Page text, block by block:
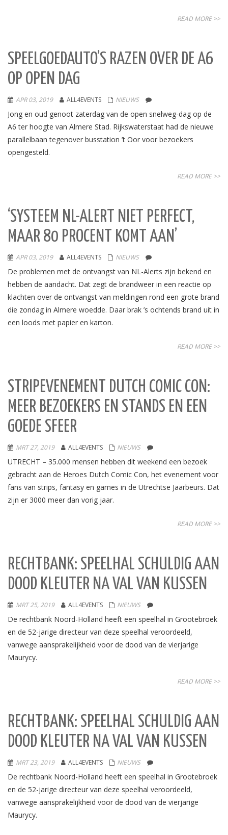
READ MORE >>
SPEELGOEDAUTO’S RAZEN OVER DE A6
OP OPEN DAG
APR 03, 2019 ALL4EVENTS NIEUWS
Jong en oud genoot zaterdag van de open snelweg-dag op de
A6 ter hoogte van Almere Stad. Rijkswaterstaat had de nieuwe
parallelbaan tegenover busstation ’t Oor voor bezoekers
opengesteld.
READ MORE >>
‘SYSTEEM NL-ALERT NIET PERFECT,
MAAR 80 PROCENT KOMT AAN’
APR 03, 2019 ALL4EVENTS NIEUWS
De problemen met de ontvangst van NL-Alerts zijn bekend en
hebben de aandacht. Dat zegt de brandweer in een reactie op
klachten over de ontvangst van meldingen rond een grote brand
die zondag in Almere woedde. Daar brak ’s ochtends brand uit in
een loods met papier en karton.
READ MORE >>
STRIPEVENEMENT DUTCH COMIC CON:
MEER BEZOEKERS EN STANDS EN EEN
GOEDE SFEER
MRT 27, 2019 ALL4EVENTS NIEUWS
UTRECHT – 35.000 mensen hebben dit weekend een bezoek
gebracht aan de Heroes Dutch Comic Con, het evenement voor
fans van strips, fantasy en games in de Utrechtse Jaarbeurs. Dat
zijn er 3000 meer dan vorig jaar.
READ MORE >>
RECHTBANK: SPEELHAL SCHULDIG AAN
DOOD KLEUTER NA VAL VAN KUSSEN
MRT 25, 2019 ALL4EVENTS NIEUWS
De rechtbank Noord-Holland heeft een speelhal in Grootebroek
en de 52-jarige directeur van deze speelhal veroordeeld,
vanwege aansprakelijkheid voor de dood van de vierjarige
Maurycy.
READ MORE >>
RECHTBANK: SPEELHAL SCHULDIG AAN
DOOD KLEUTER NA VAL VAN KUSSEN
MRT 23, 2019 ALL4EVENTS NIEUWS
De rechtbank Noord-Holland heeft een speelhal in Grootebroek
en de 52-jarige directeur van deze speelhal veroordeeld,
vanwege aansprakelijkheid voor de dood van de vierjarige
Maurycy.